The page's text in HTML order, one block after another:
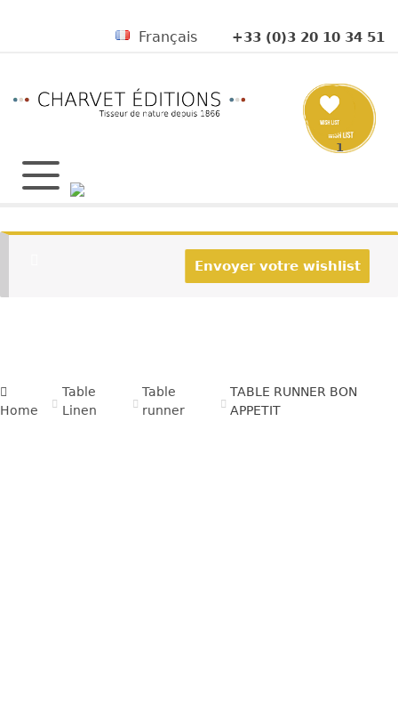
+33 (0)3 20 10 34 51
Français
1
Envoyer votre wishlist
Home
Table
Linen
Table
runner
TABLE RUNNER BON
APPETIT